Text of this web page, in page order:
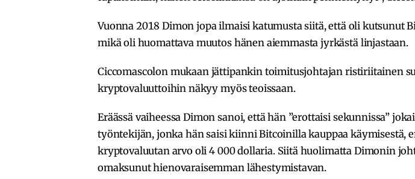
Vuonna 2018 Dimon jopa ilmaisi katumusta siitä, että oli kutsunut
mikä oli huomattava muutos hänen aiemmasta jyrkästä linjastaan.
Ciccomascolon mukaan jättipankin toimitusjohtajan ristiriitainen
kryptovaluuttoihin näkyy myös teoissaan.
Eräässä vaiheessa Dimon sanoi, että hän ”erottaisi sekunnissa”
työntekijän, jonka hän saisi kiinni Bitcoinilla kauppaa käymisestä,
kryptovaluutan arvo oli 4 000 dollaria. Siitä huolimatta Dimonin
omaksunut hienovaraisemman lähestymistavan.